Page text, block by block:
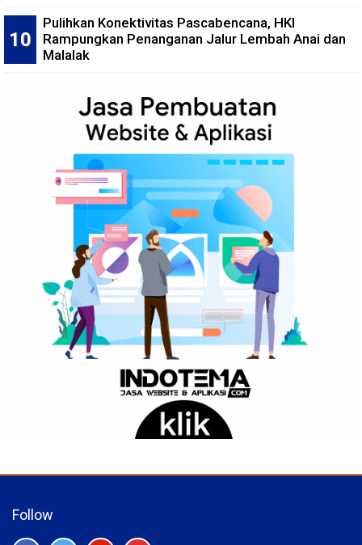
Pulihkan Konektivitas Pascabencana, HKI
Rampungkan Penanganan Jalur Lembah Anai dan
Malalak
Follow